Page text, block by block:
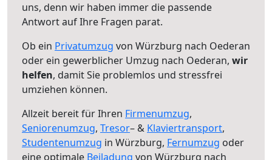
uns, denn wir haben immer die passende
Antwort auf Ihre Fragen parat.
Ob ein Privatumzug von Würzburg nach Oederan
oder ein gewerblicher Umzug nach Oederan, wir
helfen, damit Sie problemlos und stressfrei
umziehen können.
Allzeit bereit für Ihren Firmenumzug,
Seniorenumzug, Tresor– & Klaviertransport,
Studentenumzug in Würzburg, Fernumzug oder
eine optimale Beiladung von Würzburg nach